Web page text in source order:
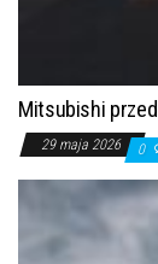
Mitsubishi
29 maja 2026 0